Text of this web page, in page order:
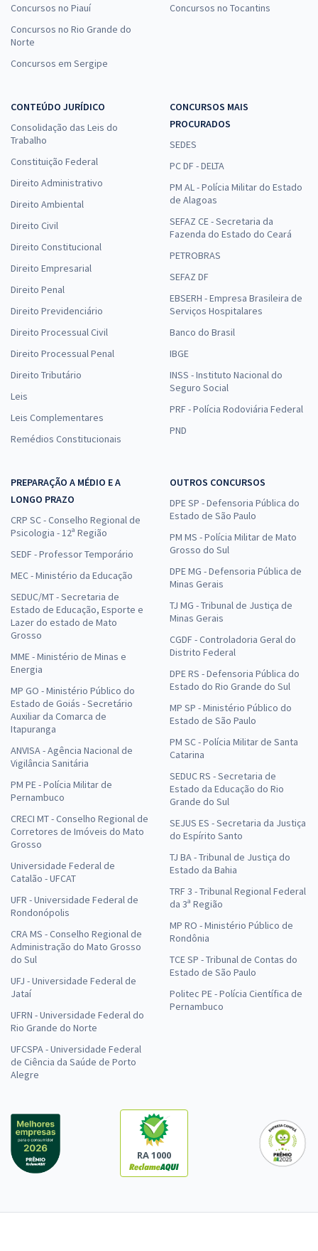
Concursos no Piauí
Concursos no Rio Grande do
Norte
Concursos em Sergipe
Concursos no Tocantins
CONTEÚDO JURÍDICO
Consolidação das Leis do
Trabalho
Constituição Federal
Direito Administrativo
Direito Ambiental
Direito Civil
Direito Constitucional
Direito Empresarial
Direito Penal
Direito Previdenciário
Direito Processual Civil
Direito Processual Penal
Direito Tributário
Leis
Leis Complementares
Remédios Constitucionais
CONCURSOS MAIS
PROCURADOS
SEDES
PC DF - DELTA
PM AL - Polícia Militar do Estado
de Alagoas
SEFAZ CE - Secretaria da
Fazenda do Estado do Ceará
PETROBRAS
SEFAZ DF
EBSERH - Empresa Brasileira de
Serviços Hospitalares
Banco do Brasil
IBGE
INSS - Instituto Nacional do
Seguro Social
PRF - Polícia Rodoviária Federal
PND
PREPARAÇÃO A MÉDIO E A
LONGO PRAZO
CRP SC - Conselho Regional de
Psicologia - 12ª Região
SEDF - Professor Temporário
MEC - Ministério da Educação
SEDUC/MT - Secretaria de
Estado de Educação, Esporte e
Lazer do estado de Mato
Grosso
MME - Ministério de Minas e
Energia
MP GO - Ministério Público do
Estado de Goiás - Secretário
Auxiliar da Comarca de
Itapuranga
ANVISA - Agência Nacional de
Vigilância Sanitária
PM PE - Polícia Militar de
Pernambuco
CRECI MT - Conselho Regional de
Corretores de Imóveis do Mato
Grosso
Universidade Federal de
Catalão - UFCAT
UFR - Universidade Federal de
Rondonópolis
CRA MS - Conselho Regional de
Administração do Mato Grosso
do Sul
UFJ - Universidade Federal de
Jataí
UFRN - Universidade Federal do
Rio Grande do Norte
UFCSPA - Universidade Federal
de Ciência da Saúde de Porto
Alegre
OUTROS CONCURSOS
DPE SP - Defensoria Pública do
Estado de São Paulo
PM MS - Polícia Militar de Mato
Grosso do Sul
DPE MG - Defensoria Pública de
Minas Gerais
TJ MG - Tribunal de Justiça de
Minas Gerais
CGDF - Controladoria Geral do
Distrito Federal
DPE RS - Defensoria Pública do
Estado do Rio Grande do Sul
MP SP - Ministério Público do
Estado de São Paulo
PM SC - Polícia Militar de Santa
Catarina
SEDUC RS - Secretaria de
Estado da Educação do Rio
Grande do Sul
SEJUS ES - Secretaria da Justiça
do Espírito Santo
TJ BA - Tribunal de Justiça do
Estado da Bahia
TRF 3 - Tribunal Regional Federal
da 3ª Região
MP RO - Ministério Público de
Rondônia
TCE SP - Tribunal de Contas do
Estado de São Paulo
Politec PE - Polícia Científica de
Pernambuco
RA 1000